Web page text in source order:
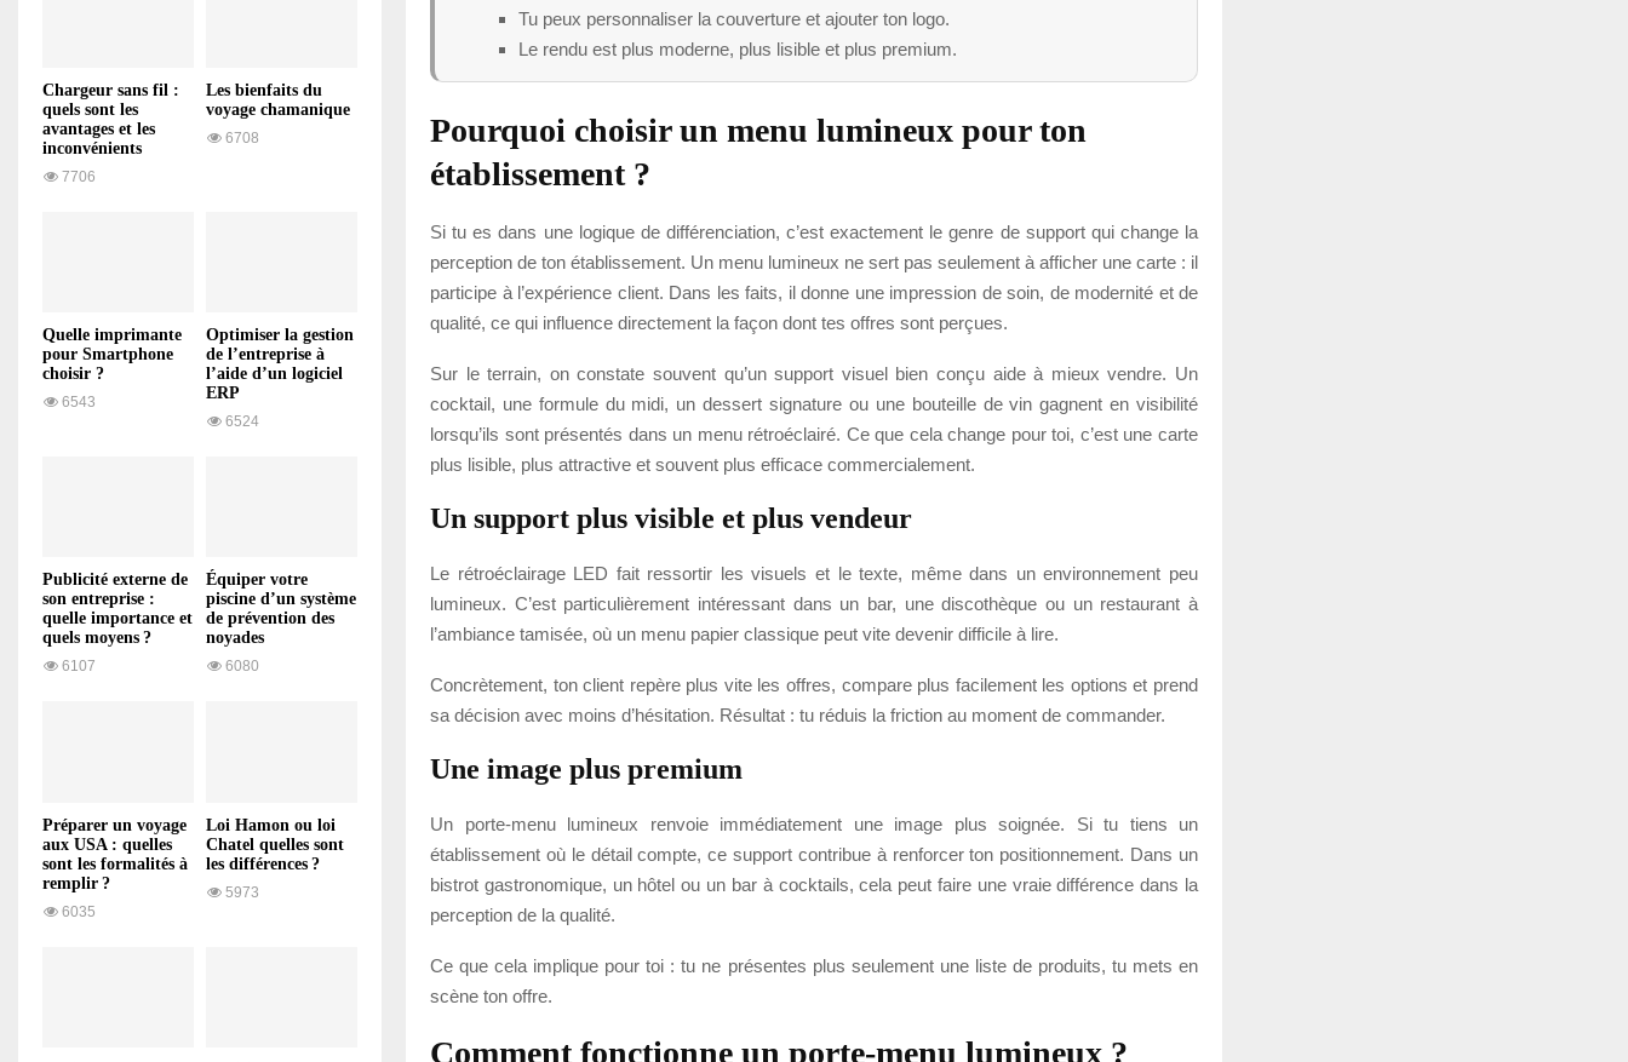
Tu peux personnaliser la couverture et ajouter ton logo.
Le rendu est plus moderne, plus lisible et plus premium.
Pourquoi choisir un menu lumineux pour ton
établissement ?
Si tu es dans une logique de différenciation, c’est exactement le genre de support qui change la
perception de ton établissement. Un menu lumineux ne sert pas seulement à afficher une carte : il
participe à l’expérience client. Dans les faits, il donne une impression de soin, de modernité et de
qualité, ce qui influence directement la façon dont tes offres sont perçues.
Sur le terrain, on constate souvent qu’un support visuel bien conçu aide à mieux vendre. Un
cocktail, une formule du midi, un dessert signature ou une bouteille de vin gagnent en visibilité
lorsqu’ils sont présentés dans un menu rétroéclairé. Ce que cela change pour toi, c’est une carte
plus lisible, plus attractive et souvent plus efficace commercialement.
Un support plus visible et plus vendeur
Le rétroéclairage LED fait ressortir les visuels et le texte, même dans un environnement peu
lumineux. C’est particulièrement intéressant dans un bar, une discothèque ou un restaurant à
l’ambiance tamisée, où un menu papier classique peut vite devenir difficile à lire.
Concrètement, ton client repère plus vite les offres, compare plus facilement les options et prend
sa décision avec moins d’hésitation. Résultat : tu réduis la friction au moment de commander.
Une image plus premium
Un porte-menu lumineux renvoie immédiatement une image plus soignée. Si tu tiens un
établissement où le détail compte, ce support contribue à renforcer ton positionnement. Dans un
bistrot gastronomique, un hôtel ou un bar à cocktails, cela peut faire une vraie différence dans la
perception de la qualité.
Ce que cela implique pour toi : tu ne présentes plus seulement une liste de produits, tu mets en
scène ton offre.
Comment fonctionne un porte-menu lumineux ?
Chargeur sans fil :
quels sont les
avantages et les
inconvénients
7706
Les bienfaits du
voyage chamanique
6708
Quelle imprimante
pour Smartphone
choisir ?
6543
Optimiser la gestion
de l’entreprise à
l’aide d’un logiciel
ERP
6524
Publicité externe de
son entreprise :
quelle importance et
quels moyens ?
6107
Équiper votre
piscine d’un système
de prévention des
noyades
6080
Préparer un voyage
aux USA : quelles
sont les formalités à
remplir ?
6035
Loi Hamon ou loi
Chatel quelles sont
les différences ?
5973